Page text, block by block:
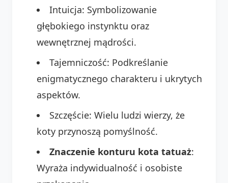
Intuicja: Symbolizowanie
głębokiego instynktu oraz
wewnętrznej mądrości.
Tajemniczość: Podkreślanie
enigmatycznego charakteru i ukrytych
aspektów.
Szczęście: Wielu ludzi wierzy, że
koty przynoszą pomyślność.
Znaczenie konturu kota tatuaż:
Wyraża indywidualność i osobiste